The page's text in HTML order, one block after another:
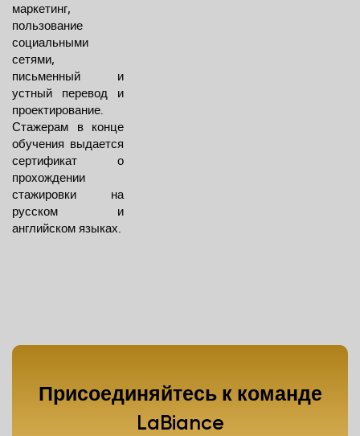
маркетинг,
пользование
социальными
сетями,
письменный и
устный перевод и
проектирование.
Стажерам в конце
обучения выдается
сертификат о
прохождении
стажировки на
русском и
английском языках.
Присоединяйтесь к команде
LaBiance